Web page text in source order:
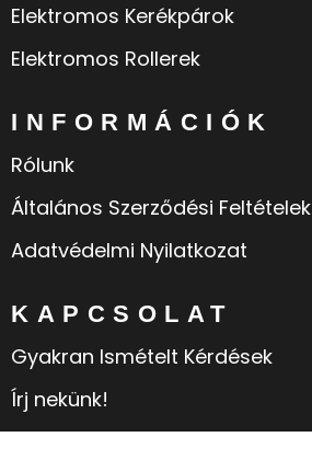
Elektromos Kerékpárok
Elektromos Rollerek
INFORMÁCIÓK
Rólunk
Általános Szerződési Feltételek
Adatvédelmi Nyilatkozat
KAPCSOLAT
Gyakran Ismételt Kérdések
Írj nekünk!